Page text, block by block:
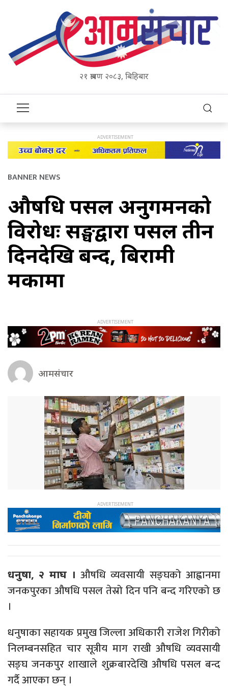
२१ श्रावण २०८३, बिहिबार
BANNER NEWS
औषधि पसल अनुगमनको
विरोधः सङ्घद्वारा पसल तीन
दिनदेखि बन्द, बिरामी
मर्कामा
आमसंचार
धनुषा, २ माघ । औषधि व्यवसायी सङ्घको आह्वानमा
जनकपुरका औषधि पसल तेस्रो दिन पनि बन्द गरिएको छ
।
धनुषाका सहायक प्रमुख जिल्ला अधिकारी राजेश गिरीको
निलम्बनसहित चार सूत्रीय माग राखी औषधि व्यवसायी
सङ्घ जनकपुर शाखाले शुक्रबारदेखि औषधि पसल बन्द
गर्दै आएका छन् ।